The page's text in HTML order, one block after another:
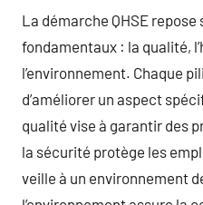
La démarche QHSE
fondamentaux : la qualité,
l’environnement. Chaque
d’améliorer un aspect
qualité vise à garantir des
la sécurité protège les
veille à un environnement